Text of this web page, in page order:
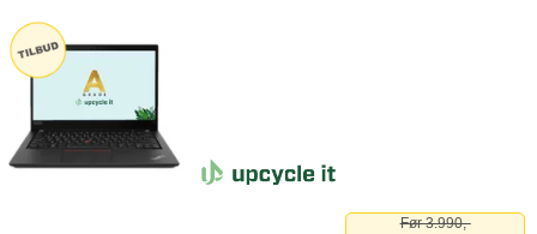
Før 3.990,-